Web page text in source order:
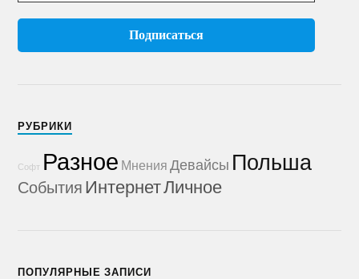
РУБРИКИ
Софт Разное Мнения Девайсы Польша
События ИнтернетЛичное
ПОПУЛЯРНЫЕ ЗАПИСИ